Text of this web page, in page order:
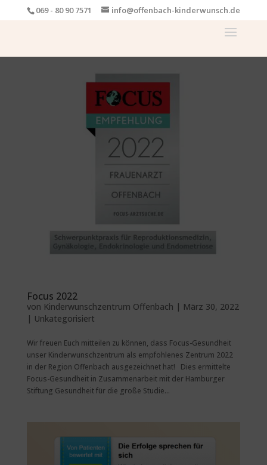
069 - 80 90 7571 info@offenbach-kinderwunsch.de
Focus 2022
von Kinderwunschzentrum Offenbach | März 30, 2022
| Unkategorisiert
Wir freuen Euch mitteilen zu können, dass Focus-Gesundheit
unser Kinderwunschzentrum als empfohlenes Zentrum 2022
in der Region Offenbach ausgezeichnet hat! Dies ermittelte
Focus-Gesundheit in Zusammenarbeit mit der Hamburger
Stiftung Gesundheit für die große Studie...